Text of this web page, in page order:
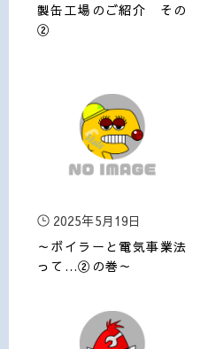
製缶工場のご紹介 その
②
2025年5月19日
～ボイラーと電気事業法
って…②の巻～